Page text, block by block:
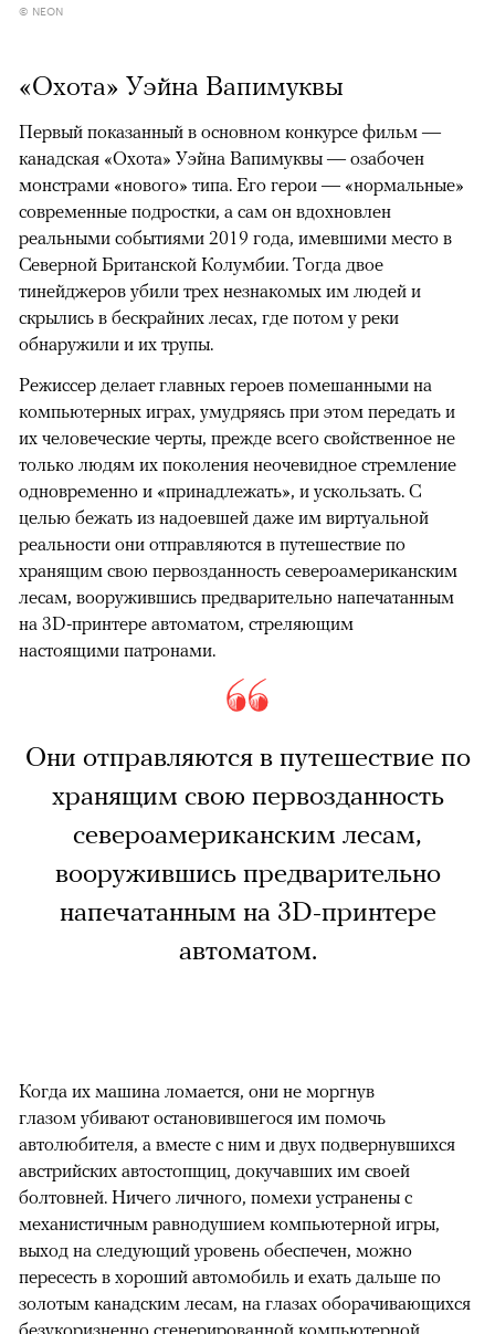
© NEON
«Охота» Уэйна Вапимуквы
Первый показанный в основном конкурсе фильм —
канадская «Охота» Уэйна Вапимуквы — озабочен
монстрами «нового» типа. Его герои — «нормальные»
современные подростки, а сам он вдохновлен
реальными событиями 2019 года, имевшими место в
Северной Британской Колумбии. Тогда двое
тинейджеров убили трех незнакомых им людей и
скрылись в бескрайних лесах, где потом у реки
обнаружили и их трупы.
Режиссер делает главных героев помешанными на
компьютерных играх, умудряясь при этом передать и
их человеческие черты, прежде всего свойственное не
только людям их поколения неочевидное стремление
одновременно и «принадлежать», и ускользать. С
целью бежать из надоевшей даже им виртуальной
реальности они отправляются в путешествие по
хранящим свою первозданность североамериканским
лесам, вооружившись предварительно напечатанным
на 3D-принтере автоматом, стреляющим
настоящими патронами.
Они отправляются в путешествие по
хранящим свою первозданность
североамериканским лесам,
вооружившись предварительно
напечатанным на 3D-принтере
автоматом.
Когда их машина ломается, они не моргнув
глазом убивают остановившегося им помочь
автолюбителя, а вместе с ним и двух подвернувшихся
австрийских автостопщиц, докучавших им своей
болтовней. Ничего личного, помехи устранены с
механистичным равнодушием компьютерной игры,
выход на следующий уровень обеспечен, можно
пересесть в хороший автомобиль и ехать дальше по
золотым канадским лесам, на глазах оборачивающихся